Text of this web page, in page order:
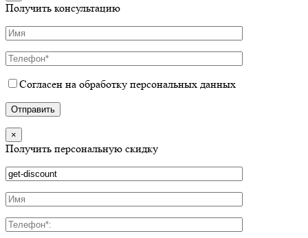
Получить консультацию
Согласен на обработку персональных данных
×
Получить персональную скидку